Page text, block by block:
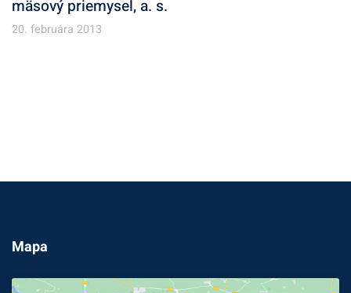
mäsový priemysel, a. s.
20. februára 2013
Mapa